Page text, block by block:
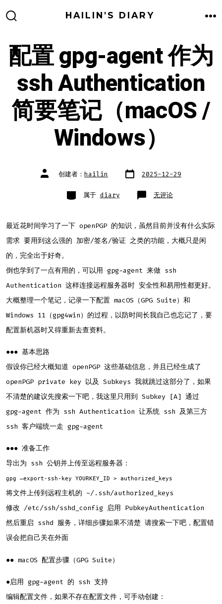
HAILIN'S DIARY
配置 gpg-agent 作为
ssh Authentication
简要笔记（macOS /
Windows）
文
章 创建者： hailin 文
章
2025-12-29
类
别 属于 diary 配
置
为
ssh
Authentication
简
（macOS
/
无评论
最近花时间学习了一下 openPGP 的知识，虽然目前并没有什么实际
需求 要用到这么强的 加密/签名/验证 之类的功能，大概只是闲
的，完全出于好奇。
倒也学到了一点有用的，可以用 gpg-agent 来做 ssh
Authentication 这样连接远程服务器时 安全性和易用性都更好。
大概整理一个笔记，记录一下配置 macOS（GPG Suite）和
Windows 11（gpg4win）的过程，以防时间长我自己也忘记了，要
配置新机器时又得重新去查资料。
●●● 基本思路
假设你已经大概知道 openPGP 这些基础信息，并且已经生成了
openPGP private key 以及 Subkeys 我就跳过这部分了，如果
不清楚的建议先搜索一下吧，我这里只用到 Subkey [A] 通过
gpg-agent 作为 ssh Authentication 让系统 ssh 及第三方
ssh 客户端统一走 gpg-agent
●●● 准备工作
导出为 ssh 公钥并上传至远程服务器：
gpg –export-ssh-key YOURKEY_ID > authorized_keys
将文件上传到远程主机的 ~/.ssh/authorized_keys
修改 /etc/ssh/sshd_config 启用 PubkeyAuthentication
然后重启 sshd 服务，详细步骤如果不清楚 请搜索一下吧，配置错
误会把自己关在外面
●● macOS 配置步骤（GPG Suite）
●启用 gpg-agent 的 ssh 支持
编辑配置文件，如果不存在配置文件，可手动创建：